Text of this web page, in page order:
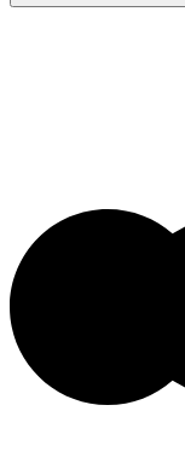
ursprünglich in der
Vieh gezüchtet. Er
angesehen und ist für